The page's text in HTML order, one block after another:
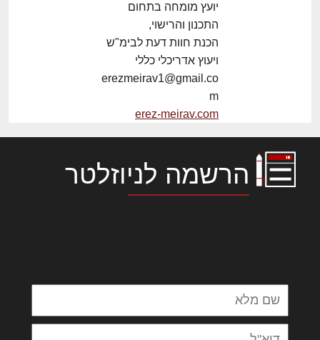
יועץ מומחה בתחום
התכנון והרישוי,
הכנת חוות דעת לבימ"ש
ויעוץ אדריכלי כללי
erezmeirav1@gmail.co
m
erez-meirav.com
הרשמה לניוזלטר